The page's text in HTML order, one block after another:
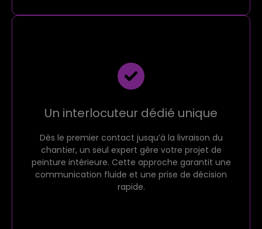
Un interlocuteur dédié unique
Dès le premier contact jusqu’à la livraison du
chantier, un seul expert gère votre projet de
peinture intérieure. Cette approche garantit une
communication fluide et une prise de décision
rapide.